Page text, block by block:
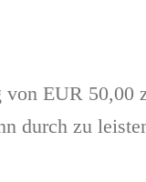
von EUR 50,00
durch zu